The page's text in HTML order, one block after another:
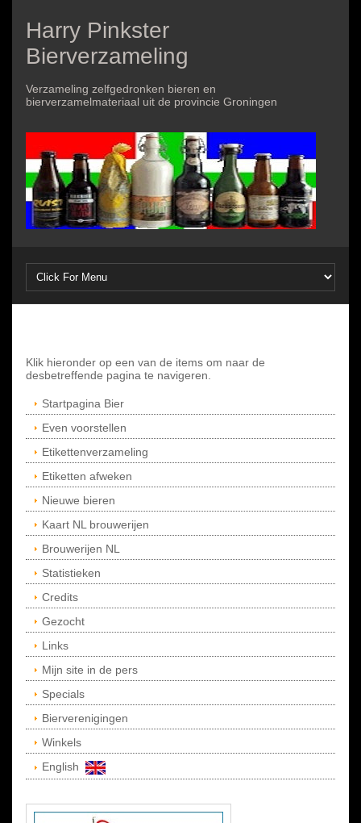
Harry Pinkster
Bierverzameling
Verzameling zelfgedronken bieren en
bierverzamelmateriaal uit de provincie Groningen
Klik hieronder op een van de items om naar de
desbetreffende pagina te navigeren.
Startpagina Bier
Even voorstellen
Etikettenverzameling
Etiketten afweken
Nieuwe bieren
Kaart NL brouwerijen
Brouwerijen NL
Statistieken
Credits
Gezocht
Links
Mijn site in de pers
Specials
Bierverenigingen
Winkels
English